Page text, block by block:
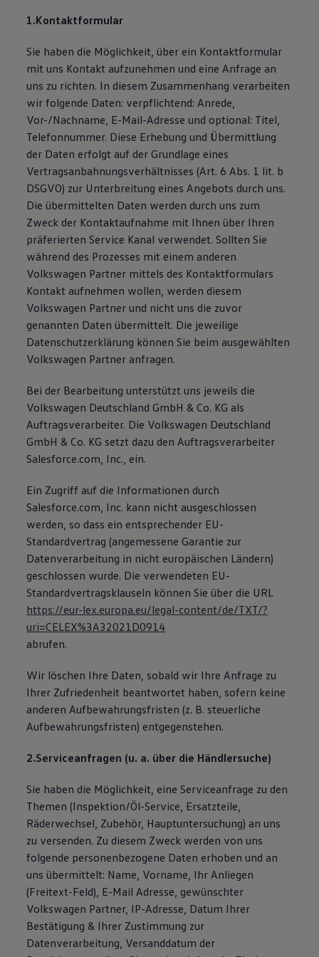
Lifestyle
Familie
Elektromobilität
Volkswagen R
Pannen- und Unfallhilfe
Volkswagen Kundenbetreuung
1.Kontaktformular
Sie haben die Möglichkeit, über ein Kontaktformular
mit uns Kontakt aufzunehmen und eine Anfrage an
uns zu richten. In diesem Zusammenhang verarbeiten
wir folgende Daten: verpflichtend: Anrede,
Vor-/Nachname, E-Mail-Adresse und optional: Titel,
Telefonnummer. Diese Erhebung und Übermittlung
der Daten erfolgt auf der Grundlage eines
Vertragsanbahnungsverhältnisses (Art. 6 Abs. 1 lit. b
DSGVO) zur Unterbreitung eines Angebots durch uns.
Die übermittelten Daten werden durch uns zum
Zweck der Kontaktaufnahme mit Ihnen über Ihren
präferierten Service Kanal verwendet. Sollten Sie
während des Prozesses mit einem anderen
Volkswagen Partner mittels des Kontaktformulars
Kontakt aufnehmen wollen, werden diesem
Volkswagen Partner und nicht uns die zuvor
genannten Daten übermittelt. Die jeweilige
Datenschutzerklärung können Sie beim ausgewählten
Volkswagen Partner anfragen.
Bei der Bearbeitung unterstützt uns jeweils die
Volkswagen Deutschland GmbH & Co. KG als
Auftragsverarbeiter. Die Volkswagen Deutschland
GmbH & Co. KG setzt dazu den Auftragsverarbeiter
Salesforce.com, Inc., ein.
Ein Zugriff auf die Informationen durch
Salesforce.com, Inc. kann nicht ausgeschlossen
werden, so dass ein entsprechender EU-
Standardvertrag (angemessene Garantie zur
Datenverarbeitung in nicht europäischen Ländern)
geschlossen wurde. Die verwendeten EU-
Standardvertragsklauseln können Sie über die URL
https://eur-lex.europa.eu/legal-content/de/TXT/?
uri=CELEX%3A32021D0914
abrufen.
Wir löschen Ihre Daten, sobald wir Ihre Anfrage zu
Ihrer Zufriedenheit beantwortet haben, sofern keine
anderen Aufbewahrungsfristen (z. B. steuerliche
Aufbewahrungsfristen) entgegenstehen.
2.Serviceanfragen (u. a. über die Händlersuche)
Sie haben die Möglichkeit, eine Serviceanfrage zu den
Themen (Inspektion/Öl-Service, Ersatzteile,
Räderwechsel, Zubehör, Hauptuntersuchung) an uns
zu versenden. Zu diesem Zweck werden von uns
folgende personenbezogene Daten erhoben und an
uns übermittelt: Name, Vorname, Ihr Anliegen
(Freitext-Feld), E-Mail Adresse, gewünschter
Volkswagen Partner, IP-Adresse, Datum Ihrer
Bestätigung & Ihrer Zustimmung zur
Datenverarbeitung, Versanddatum der